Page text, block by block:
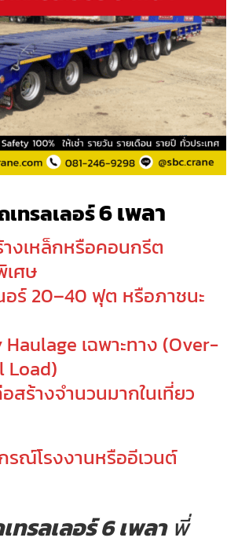
เทรลเลอร์6 เพลา
งเหล็กหรือคอนกรีต
เศษ
อร์ 20–40 ฟุต หรือภาชนะ
เฉพาะทาง (Over-
Load)
ร้างจำนวนมากในเที่ยว
รณ์โรงงานหรืออีเวนต์
ทรลเลอร์ 6 เพลาพี่